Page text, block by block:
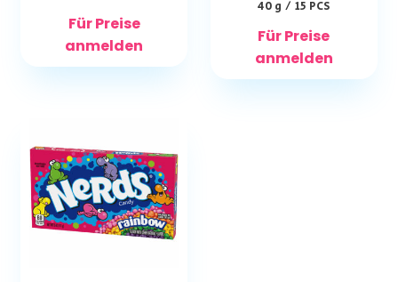
Für Preise
anmelden
40 g / 15 PCS
Für Preise
anmelden